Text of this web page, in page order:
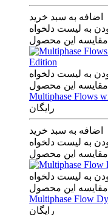
اضافه به سبد خرید
به لیست دلخواه
مقایسه این محصول
به لیست دلخواه
مقایسه این محصول
Multiphase Flows
رایگان
اضافه به سبد خرید
به لیست دلخواه
مقایسه این محصول
به لیست دلخواه
مقایسه این محصول
Multiphase Flow
رایگان